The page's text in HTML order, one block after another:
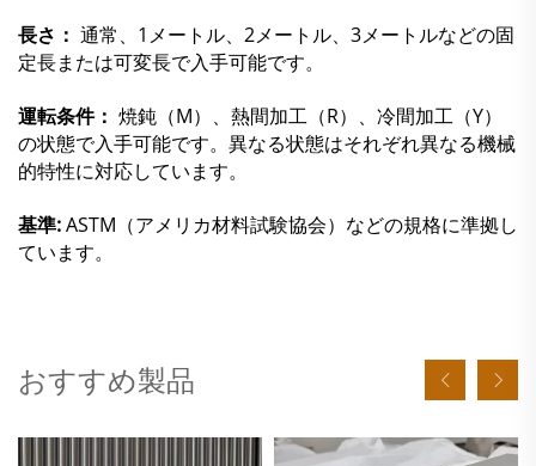
長さ： 通常、1メートル、2メートル、3メートルなどの固
定長または可変長で入手可能です。
運転条件： 焼鈍（M）、熱間加工（R）、冷間加工（Y）
の状態で入手可能です。異なる状態はそれぞれ異なる機械
的特性に対応しています。
基準:ASTM（アメリカ材料試験協会）などの規格に準拠し
ています。
おすすめ製品